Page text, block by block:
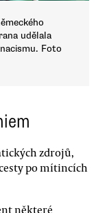
udělala
Foto
zdrojů,
po mítincích
některé